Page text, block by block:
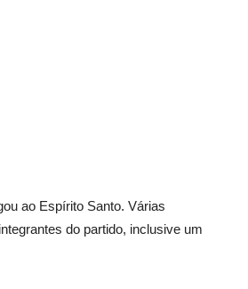
ao Espírito Santo. Várias
do partido, inclusive um